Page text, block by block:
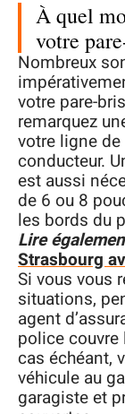
À quel
votre
Nombreux
votre pare-
remarquez
votre ligne
conducteur.
est aussi
de 6 ou 8
les bords du
Lire
Strasbourg
Si vous vous
situations,
agent
police
cas échéant,
véhicule au
garagiste et